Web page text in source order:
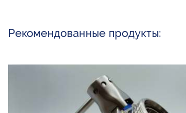
Рекомендованные продукты: